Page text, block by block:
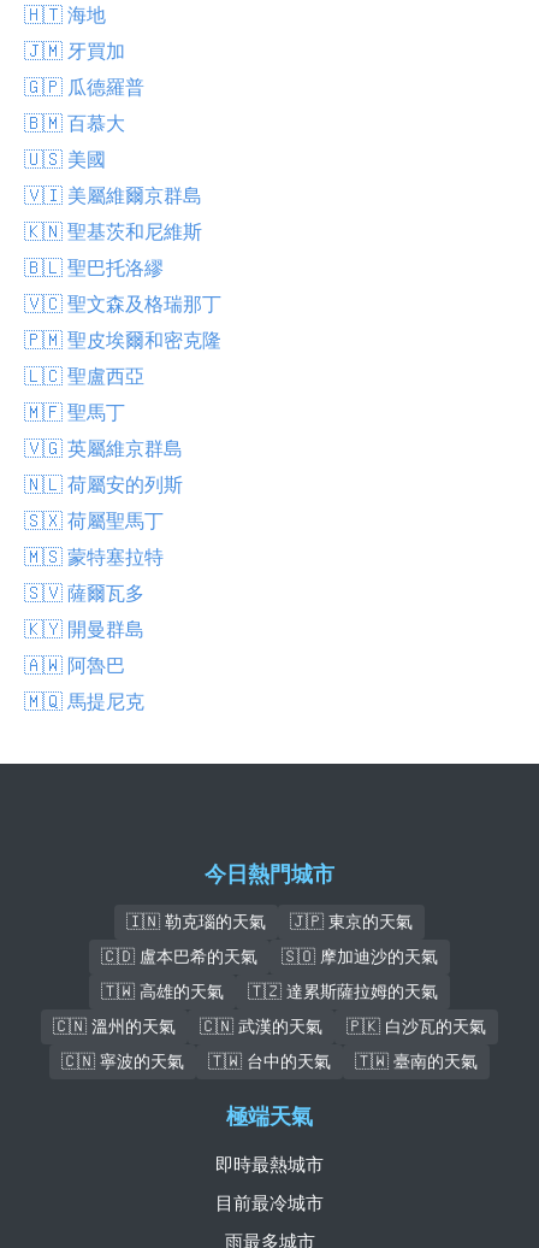
🇭🇹 海地
🇯🇲 牙買加
🇬🇵 瓜德羅普
🇧🇲 百慕大
🇺🇸 美國
🇻🇮 美屬維爾京群島
🇰🇳 聖基茨和尼維斯
🇧🇱 聖巴托洛繆
🇻🇨 聖文森及格瑞那丁
🇵🇲 聖皮埃爾和密克隆
🇱🇨 聖盧西亞
🇲🇫 聖馬丁
🇻🇬 英屬維京群島
🇳🇱 荷屬安的列斯
🇸🇽 荷屬聖馬丁
🇲🇸 蒙特塞拉特
🇸🇻 薩爾瓦多
🇰🇾 開曼群島
🇦🇼 阿魯巴
🇲🇶 馬提尼克
今日熱門城市
🇮🇳 勒克瑙的天氣
🇯🇵 東京的天氣
🇨🇩 盧本巴希的天氣
🇸🇴 摩加迪沙的天氣
🇹🇼 高雄的天氣
🇹🇿 達累斯薩拉姆的天氣
🇨🇳 溫州的天氣
🇨🇳 武漢的天氣
🇵🇰 白沙瓦的天氣
🇨🇳 寧波的天氣
🇹🇼 台中的天氣 🇹🇼 臺南的天氣
極端天氣
即時最熱城市
目前最冷城市
雨最多城市